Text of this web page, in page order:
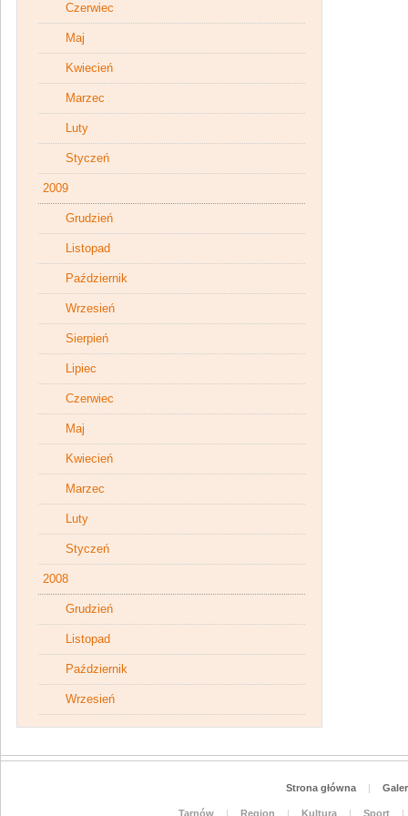
Czerwiec
Maj
Kwiecień
Marzec
Luty
Styczeń
2009
Grudzień
Listopad
Październik
Wrzesień
Sierpień
Lipiec
Czerwiec
Maj
Kwiecień
Marzec
Luty
Styczeń
2008
Grudzień
Listopad
Październik
Wrzesień
Strona główna |
Tarnów | Region | Kultura | Sport
|